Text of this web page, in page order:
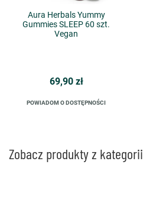
Aura Herbals Yummy
Gummies SLEEP 60 szt.
Vegan
69,90 zł
POWIADOM O DOSTĘPNOŚCI
Zobacz produkty z kategorii